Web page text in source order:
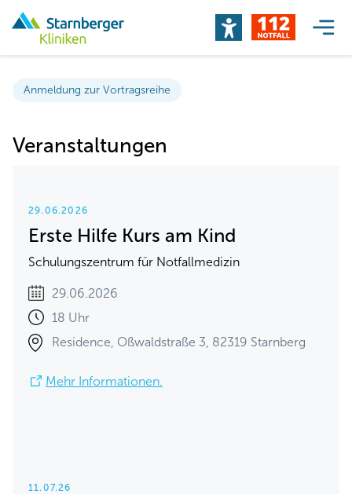
Anmeldung zur Vortragsreihe
Veranstaltungen
29.06.2026
Erste Hilfe Kurs am Kind
Schulungszentrum für Notfallmedizin
29.06.2026
18 Uhr
Residence, Oßwaldstraße 3, 82319 Starnberg
Mehr Informationen.
11.07.26